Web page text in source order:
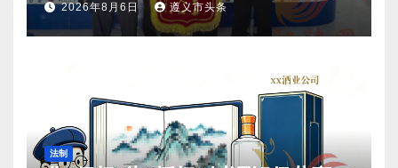
2026年8月6日 遵义市头条
法制